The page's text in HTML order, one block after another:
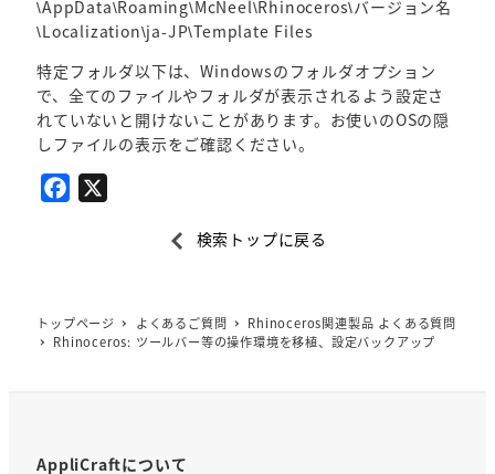
\AppData\Roaming\McNeel\Rhinoceros\バージョン名
\Localization\ja-JP\Template Files
特定フォルダ以下は、Windowsのフォルダオプション
で、全てのファイルやフォルダが表示されるよう設定さ
れていないと開けないことがあります。お使いのOSの隠
しファイルの表示をご確認ください。
o
検索トップに戻る
トップページ よくあるご質問
Rhinoceros関連製品 よくある質問
Rhinoceros: ツールバー等の操作環境を移植、設定バックアップ
AppliCraftについて